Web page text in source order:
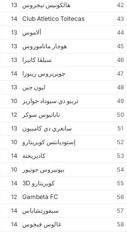
42
هالكونيس نيجروس 13
43
14
44
ألاموس 13
45
هوجار ماتاموروس 13
46
سيلڤا كانيرا 13
47
جويريروس رينوزا 14
48
ليون جين 13
49
تريبو دي سيوداد جواريز 10
50
تاباتيوس سوكر 12
51
سانغري دي كامبيون 13
52
إستوديانتس كويريتارو 10
53
كاديريختة 14
54
بيونيروس جونيور 10
55
كويريتارو 3D 14
56
12
57
سيفورتشاباس 14
58
غالوس فيخوس 14